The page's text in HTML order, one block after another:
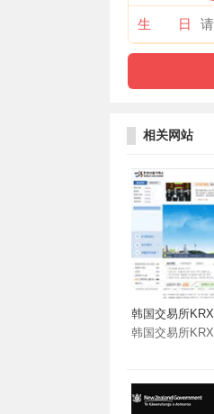
生 日
相关网站
韩国交易所KRX
韩国交易所KRX